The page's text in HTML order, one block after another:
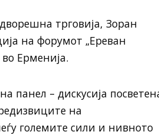
трговија, Зоран
на форумот „Ереван
Ерменија.
панел – дискусија
на
големите сили и нивното